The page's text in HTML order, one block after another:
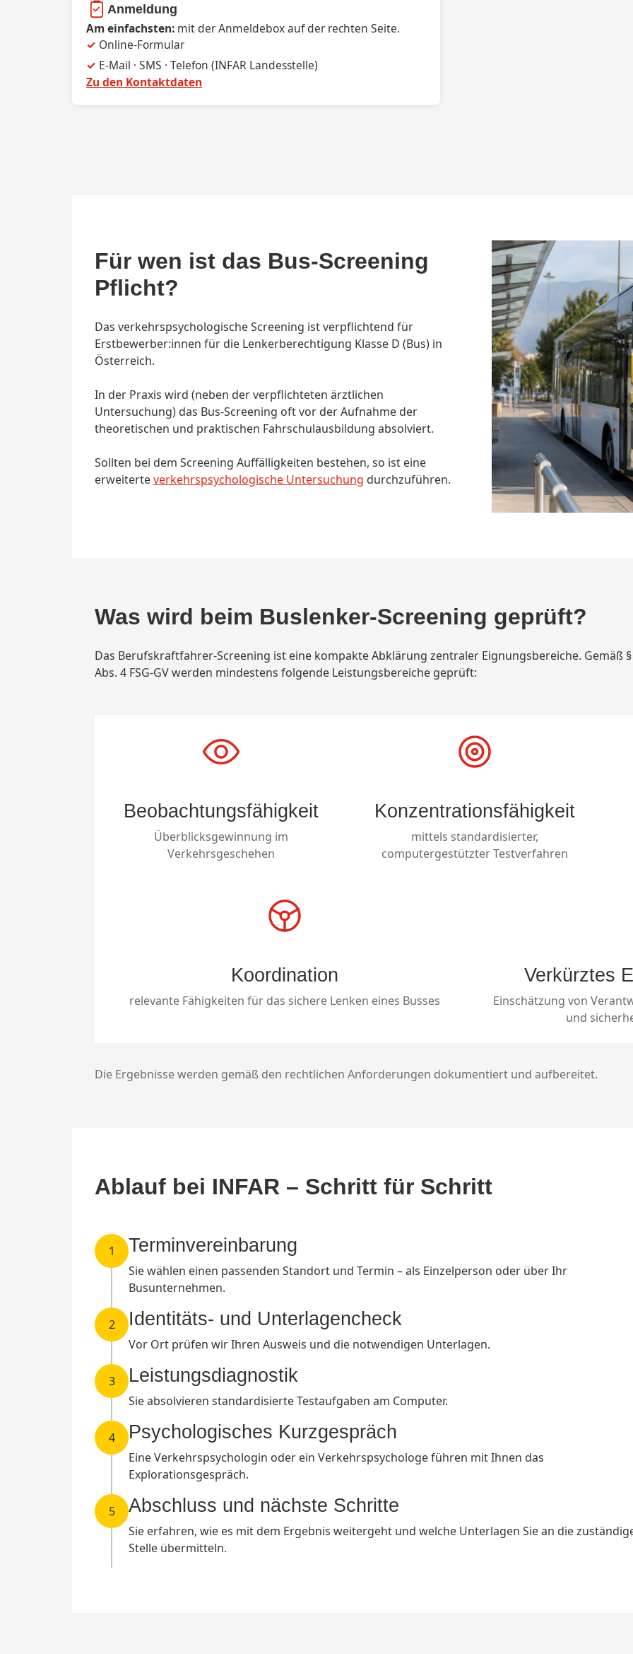
Anmeldung
Am einfachsten: mit der Anmeldebox auf der rechten Seite.
Online-Formular
E-Mail · SMS · Telefon (INFAR Landesstelle)
Zu den Kontaktdaten
Für wen ist das Bus-Screening
Pflicht?
Das verkehrspsychologische Screening ist verpflichtend für
Erstbewerber:innen für die Lenkerberechtigung Klasse D (Bus) in
Österreich.
In der Praxis wird (neben der verpflichteten ärztlichen
Untersuchung) das Bus-Screening oft vor der Aufnahme der
theoretischen und praktischen Fahrschulausbildung absolviert.
Sollten bei dem Screening Auffälligkeiten bestehen, so ist eine
erweiterteverkehrspsychologische Untersuchung durchzuführen.
Was wird beim Buslenker-Screening geprüft?
Das Berufskraftfahrer-Screening ist eine kompakte Abklärung zentraler Eignungsbereiche. Gemäß
Abs. 4 FSG-GV werden mindestens folgende Leistungsbereiche geprüft:
Beobachtungsfähigkeit
Überblicksgewinnung im
Verkehrsgeschehen
Konzentrationsfähigkeit
mittels standardisierter,
computergestützter Testverfahren
Koordination
relevante Fähigkeiten für das sichere Lenken eines Busses
Verkürztes
Einschätzung von
und
Die Ergebnisse werden gemäß den rechtlichen Anforderungen dokumentiert und aufbereitet.
Ablauf bei INFAR – Schritt für Schritt
1 Terminvereinbarung
Sie wählen einen passenden Standort und Termin – als Einzelperson oder über Ihr
Busunternehmen.
2 Identitäts- und Unterlagencheck
Vor Ort prüfen wir Ihren Ausweis und die notwendigen Unterlagen.
3 Leistungsdiagnostik
Sie absolvieren standardisierte Testaufgaben am Computer.
4 Psychologisches Kurzgespräch
Eine Verkehrspsychologin oder ein Verkehrspsychologe führen mit Ihnen das
Explorationsgespräch.
5 Abschluss und nächste Schritte
Sie erfahren, wie es mit dem Ergebnis weitergeht und welche Unterlagen Sie an die
Stelle übermitteln.